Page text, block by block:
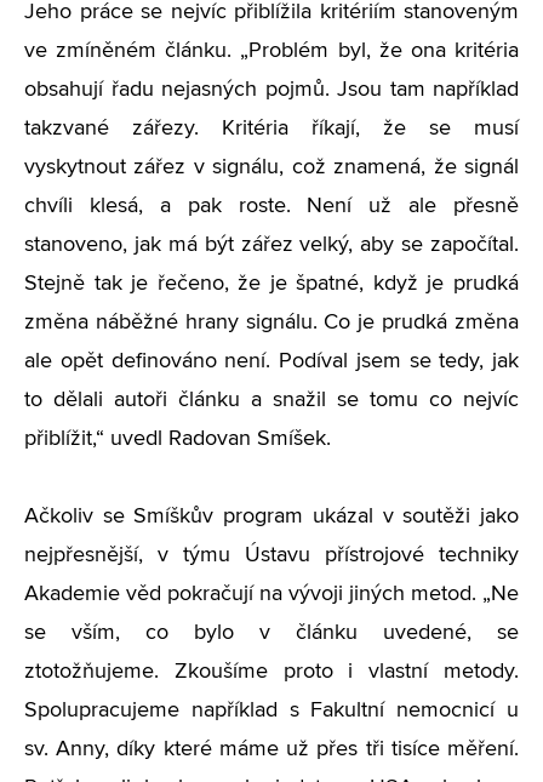
Jeho práce se nejvíc přiblížila kritériím stanoveným
ve zmíněném článku. „Problém byl, že ona kritéria
obsahují řadu nejasných pojmů. Jsou tam například
takzvané zářezy. Kritéria říkají, že se musí
vyskytnout zářez v signálu, což znamená, že signál
chvíli klesá, a pak roste. Není už ale přesně
stanoveno, jak má být zářez velký, aby se započítal.
Stejně tak je řečeno, že je špatné, když je prudká
změna náběžné hrany signálu. Co je prudká změna
ale opět definováno není. Podíval jsem se tedy, jak
to dělali autoři článku a snažil se tomu co nejvíc
přiblížit,“ uvedl Radovan Smíšek.
Ačkoliv se Smíškův program ukázal v soutěži jako
nejpřesnější, v týmu Ústavu přístrojové techniky
Akademie věd pokračují na vývoji jiných metod. „Ne
se vším, co bylo v článku uvedené, se
ztotožňujeme. Zkoušíme proto i vlastní metody.
Spolupracujeme například s Fakultní nemocnicí u
sv. Anny, díky které máme už přes tři tisíce měření.